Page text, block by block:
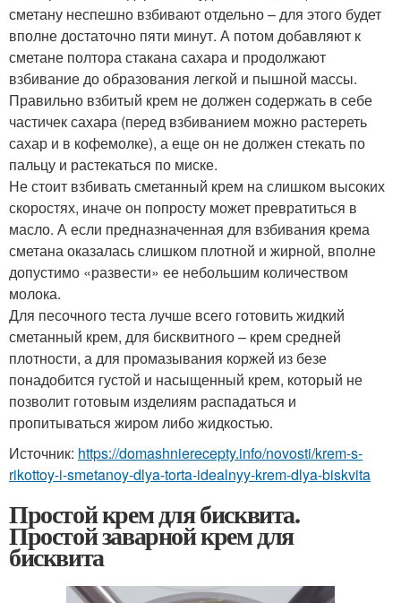
сметану неспешно взбивают отдельно – для этого будет
вполне достаточно пяти минут. А потом добавляют к
сметане полтора стакана сахара и продолжают
взбивание до образования легкой и пышной массы.
Правильно взбитый крем не должен содержать в себе
частичек сахара (перед взбиванием можно растереть
сахар и в кофемолке), а еще он не должен стекать по
пальцу и растекаться по миске.
Не стоит взбивать сметанный крем на слишком высоких
скоростях, иначе он попросту может превратиться в
масло. А если предназначенная для взбивания крема
сметана оказалась слишком плотной и жирной, вполне
допустимо «развести» ее небольшим количеством
молока.
Для песочного теста лучше всего готовить жидкий
сметанный крем, для бисквитного – крем средней
плотности, а для промазывания коржей из безе
понадобится густой и насыщенный крем, который не
позволит готовым изделиям распадаться и
пропитываться жиром либо жидкостью.
Источник: https://domashnierecepty.info/novosti/krem-s-
rikottoy-i-smetanoy-dlya-torta-idealnyy-krem-dlya-biskvita
Простой крем для бисквита.
Простой заварной крем для
бисквита